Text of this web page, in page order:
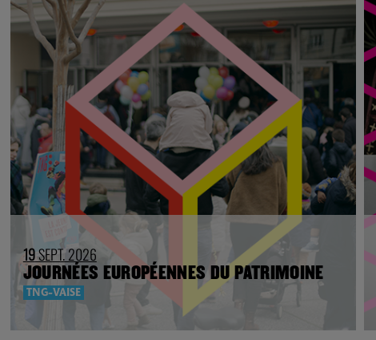
19SEPT. 2026
JOURNÉES EUROPÉENNES DU PATRIMOINE
TNG-VAISE